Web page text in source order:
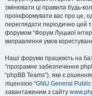
змінювати ці правила будь-
проінформувати вас про це,
переглядати періодично цей
форумом “Форум Луцької
виправлення умов
Наші форуми працюють на базі
“програмне забезпечення
“phpBB Teams”), яке є
ліцензією “GNU General
завантаженим з сайту